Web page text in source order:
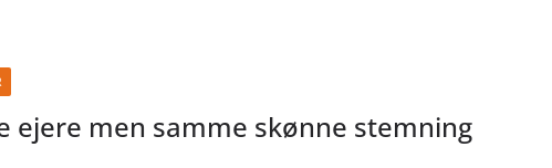
ejere men samme skønne stemning